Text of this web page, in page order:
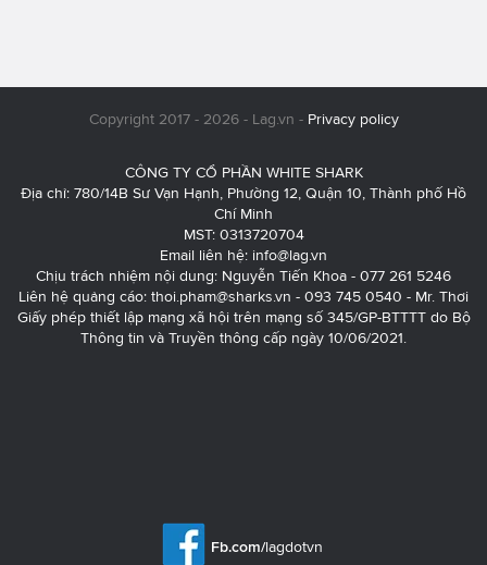
Copyright 2017 - 2026 - Lag.vn - Privacy policy
CÔNG TY CỔ PHẦN WHITE SHARK
Địa chỉ: 780/14B Sư Vạn Hạnh, Phường 12, Quận 10, Thành phố Hồ
Chí Minh
MST: 0313720704
Email liên hệ: info@lag.vn
Chịu trách nhiệm nội dung: Nguyễn Tiến Khoa - 077 261 5246
Liên hệ quảng cáo: thoi.pham@sharks.vn - 093 745 0540 - Mr. Thơi
Giấy phép thiết lập mạng xã hội trên mạng số 345/GP-BTTTT do Bộ
Thông tin và Truyền thông cấp ngày 10/06/2021.
Fb.com/lagdotvn